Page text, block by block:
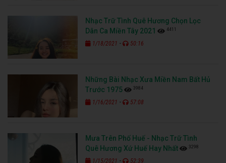
Nhạc Trữ Tình Quê Hương Chọn Lọc
Dân Ca Miền Tây 2021
4411
1/18/2021 - 50:16
Những Bài Nhạc Xưa Miền Nam Bất Hủ
Trước 1975
3984
1/16/2021 - 57:08
Mưa Trên Phố Huế - Nhạc Trữ Tình
Quê Hương Xứ Huế Hay Nhất
3298
1/15/2021 - 52:39